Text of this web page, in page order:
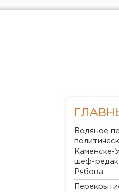
Водяное
Каменске-
шеф-
Рябова